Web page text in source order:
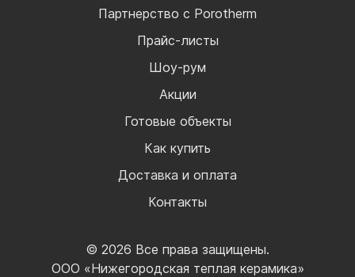
Партнерство с Porotherm
Прайс-листы
Шоу-рум
Акции
Готовые объекты
Как купить
Доставка и оплата
Контакты
© 2026 Все права защищены.
ООО «Нижегородская теплая керамика»